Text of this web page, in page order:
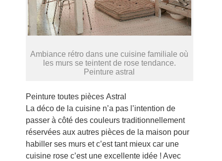
Ambiance rétro dans une cuisine familiale où
les murs se teintent de rose tendance.
Peinture astral
Peinture toutes pièces Astral
La déco de la cuisine n’a pas l’intention de
passer à côté des couleurs traditionnellement
réservées aux autres pièces de la maison pour
habiller ses murs et c’est tant mieux car une
cuisine rose c’est une excellente idée ! Avec